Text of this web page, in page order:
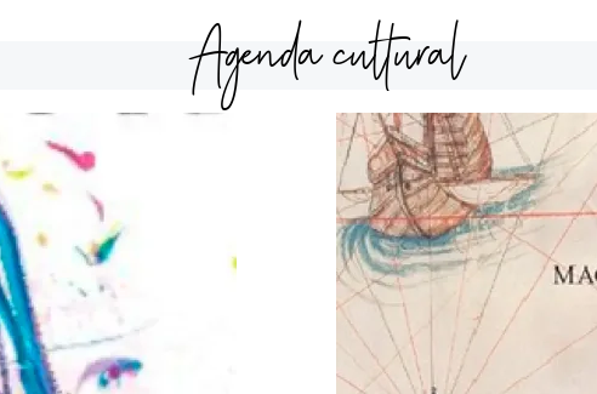
Agenda cultural